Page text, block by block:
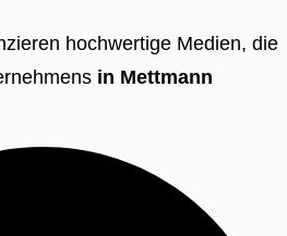
hochwertige Medien, die
in Mettmann